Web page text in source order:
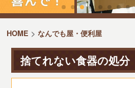
HOME なんでも屋・便利屋
捨てれない食器の処